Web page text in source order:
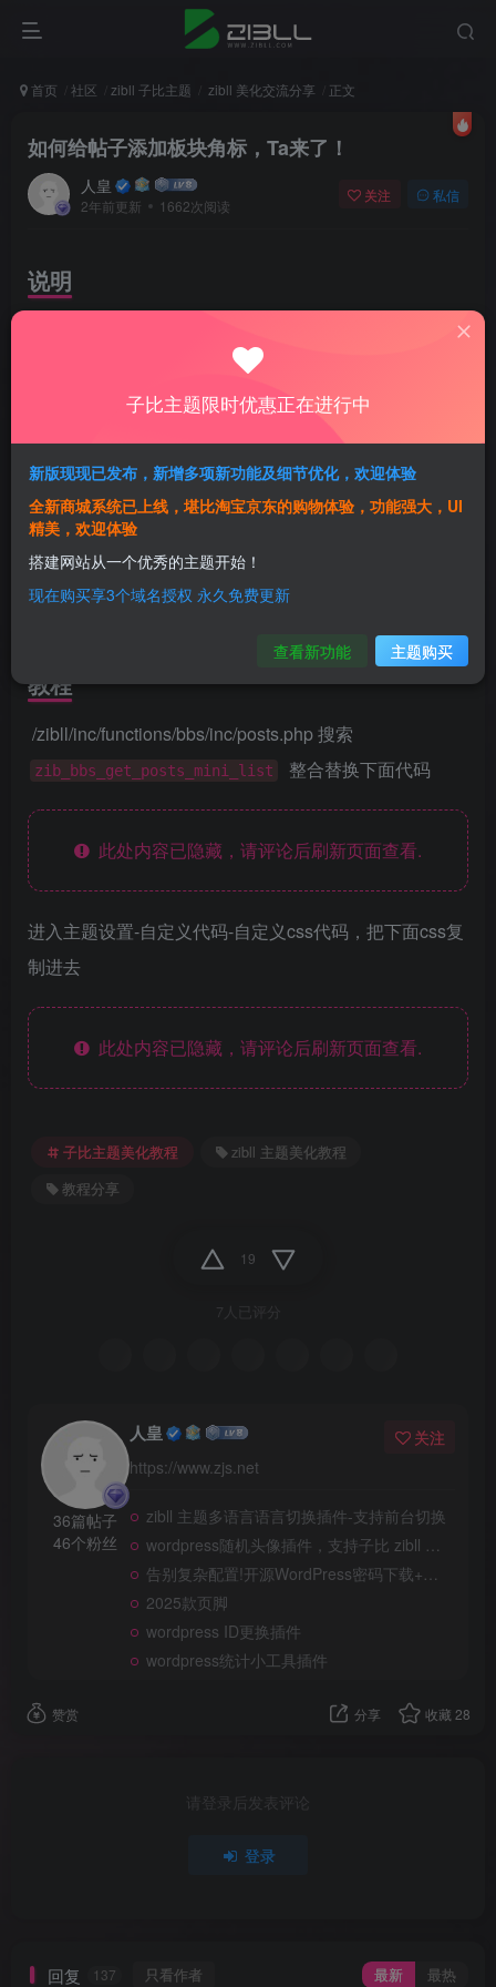
首页 社区 zibll 子比主题 zibll 美化交流分享 正文
如何给帖子添加板块角标，Ta来了！
人皇
2年前更新 1662次阅读
关注 私信
说明
不点进帖子内就不好分辨。我是站在实用的角度出发，
顺便做的好看一些，不是为了花里胡哨所谓的美化。所
以不要问我这个怎么美化那个怎么美化，我不会因为我
不美化。
演示
教程
/zibll/inc/functions/bbs/inc/posts.php 搜索
zib_bbs_get_posts_mini_list 整合替换下面代码
此处内容已隐藏，请评论后刷新页面查看.
进入主题设置-自定义代码-自定义css代码，把下面css复
制进去
此处内容已隐藏，请评论后刷新页面查看.
子比主题美化教程
zibll 主题美化教程
教程分享
19
7人已评分
36篇帖子
46个粉丝
人皇
https://www.zjs.net
关注
zibll 主题多语言语言切换插件-支持前台切换
wordpress随机头像插件，支持子比 zibll 主题
告别复杂配置!开源WordPress密码下载+多平台机器人插件，一键搞定
2025款页脚
wordpress ID更换插件
wordpress统计小工具插件
赞赏 分享 收藏 28
请登录后发表评论
登录
回复 137 只看作者 最新 最热
子比主题限时优惠正在进行中
新版现现已发布，新增多项新功能及细节优化，欢迎体验
全新商城系统已上线，堪比淘宝京东的购物体验，功能强大，UI
精美，欢迎体验
搭建网站从一个优秀的主题开始！
现在购买享3个域名授权 永久免费更新
查看新功能 主题购买